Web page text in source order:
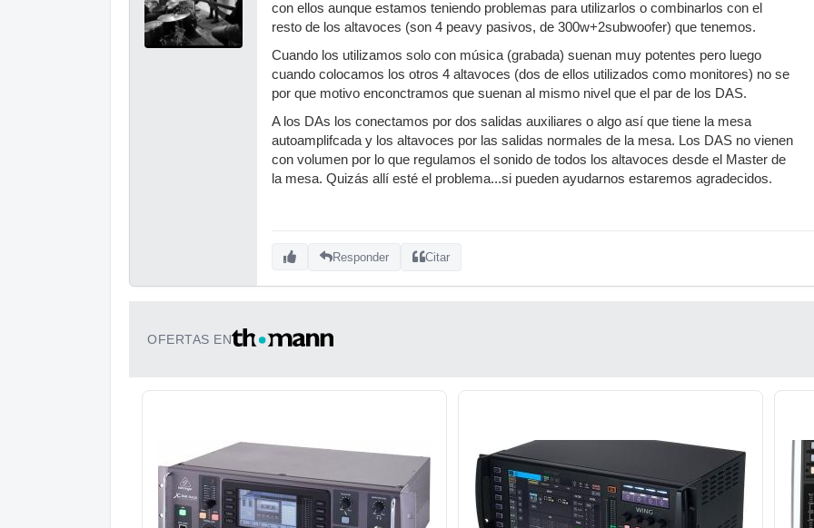
con ellos aunque estamos teniendo problemas para utilizarlos o combinarlos con el
resto de los altavoces (son 4 peavy pasivos, de 300w+2subwoofer) que tenemos.
Cuando los utilizamos solo con música (grabada) suenan muy potentes pero luego
cuando colocamos los otros 4 altavoces (dos de ellos utilizados como monitores) no se
por que motivo enconctramos que suenan al mismo nivel que el par de los DAS.
A los DAs los conectamos por dos salidas auxiliares o algo así que tiene la mesa
autoamplifcada y los altavoces por las salidas normales de la mesa. Los DAS no vienen
con volumen por lo que regulamos el sonido de todos los altavoces desde el Master de
la mesa. Quizás allí esté el problema...si pueden ayudarnos estaremos agradecidos.
Responder Citar
OFERTAS EN